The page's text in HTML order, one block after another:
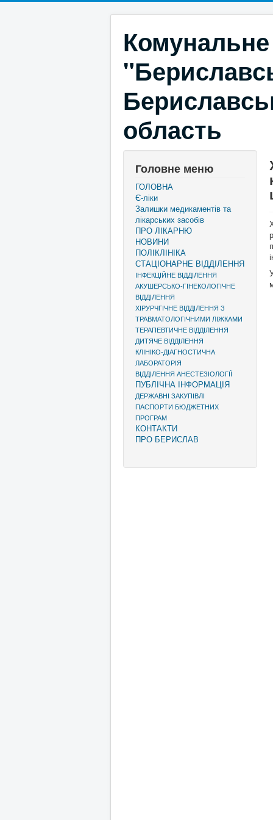
область
Головне меню
ГОЛОВНА
Є-ліки
Залишки медикаментів та
лікарських засобів
ПРО ЛІКАРНЮ
НОВИНИ
ПОЛІКЛІНІКА
СТАЦІОНАРНЕ ВІДДІЛЕННЯ
ІНФЕКЦІЙНЕ ВІДДІЛЕННЯ
АКУШЕРСЬКО-ГІНЕКОЛОГІЧНЕ
ВІДДІЛЕННЯ
ХІРУРЧГІЧНЕ ВІДДІЛЕННЯ З
ТРАВМАТОЛОГІЧНИМИ ЛІЖКАМИ
ТЕРАПЕВТИЧНЕ ВІДДІЛЕННЯ
ДИТЯЧЕ ВІДДІЛЕННЯ
КЛІНІКО-ДІАГНОСТИЧНА
ЛАБОРАТОРІЯ
ВІДДІЛЕННЯ АНЕСТЕЗІОЛОГІЇ
ПУБЛІЧНА ІНФОРМАЦІЯ
ДЕРЖАВНІ ЗАКУПІВЛІ
ПАСПОРТИ БЮДЖЕТНИХ
ПРОГРАМ
КОНТАКТИ
ПРО БЕРИСЛАВ